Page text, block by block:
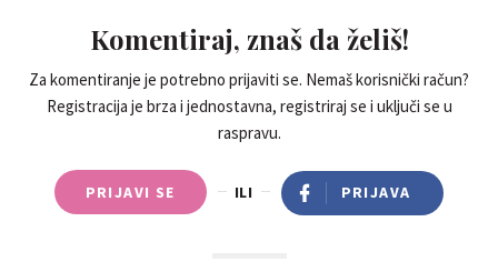
Komentiraj, znaš da želiš!
Za komentiranje je potrebno prijaviti se. Nemaš korisnički račun?
Registracija je brza i jednostavna, registriraj se i uključi se u
raspravu.
PRIJAVI SE ILI PRIJAVA